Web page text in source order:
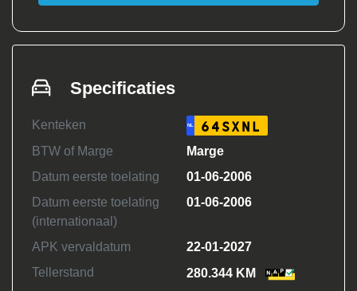
Specificaties
Kenteken NL 64SXNL
BTW of Marge
Marge
Datum eerste toelating
01-06-2006
Datum eerste toelating
(internationaal)
01-06-2006
APK vervaldatum
22-01-2027
Tellerstand
280.344 KM